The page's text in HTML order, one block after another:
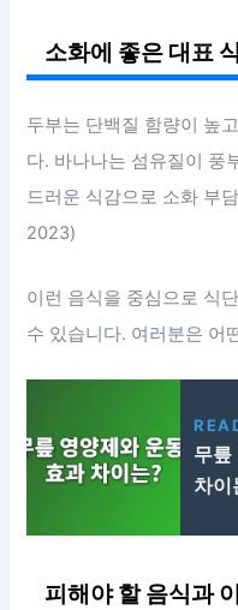
소화에 좋은 대표
두부는 단백질 함량이 높
다. 바나나는 섬유질이 풍
드러운 식감으로 소화 부
2023)
이런 음식을 중심으로 식
수 있습니다. 여러분은 어
무릎
차이
피해야 할 음식과